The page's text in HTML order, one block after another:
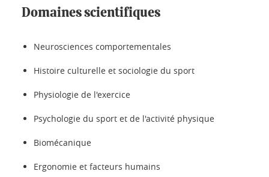
Domaines scientifiques
Neurosciences comportementales
Histoire culturelle et sociologie du sport
Physiologie de l'exercice
Psychologie du sport et de l'activité physique
Biomécanique
Ergonomie et facteurs humains